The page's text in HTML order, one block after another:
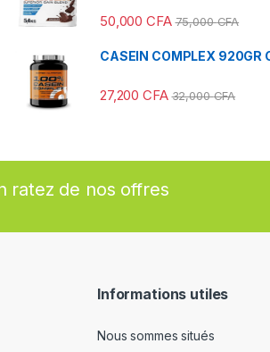
50,000CFA 75,000CFA
CASEIN COMPLEX 920GR
27,200CFA 32,000CFA
ratez de nos offres
Informations utiles
Nous sommes situés